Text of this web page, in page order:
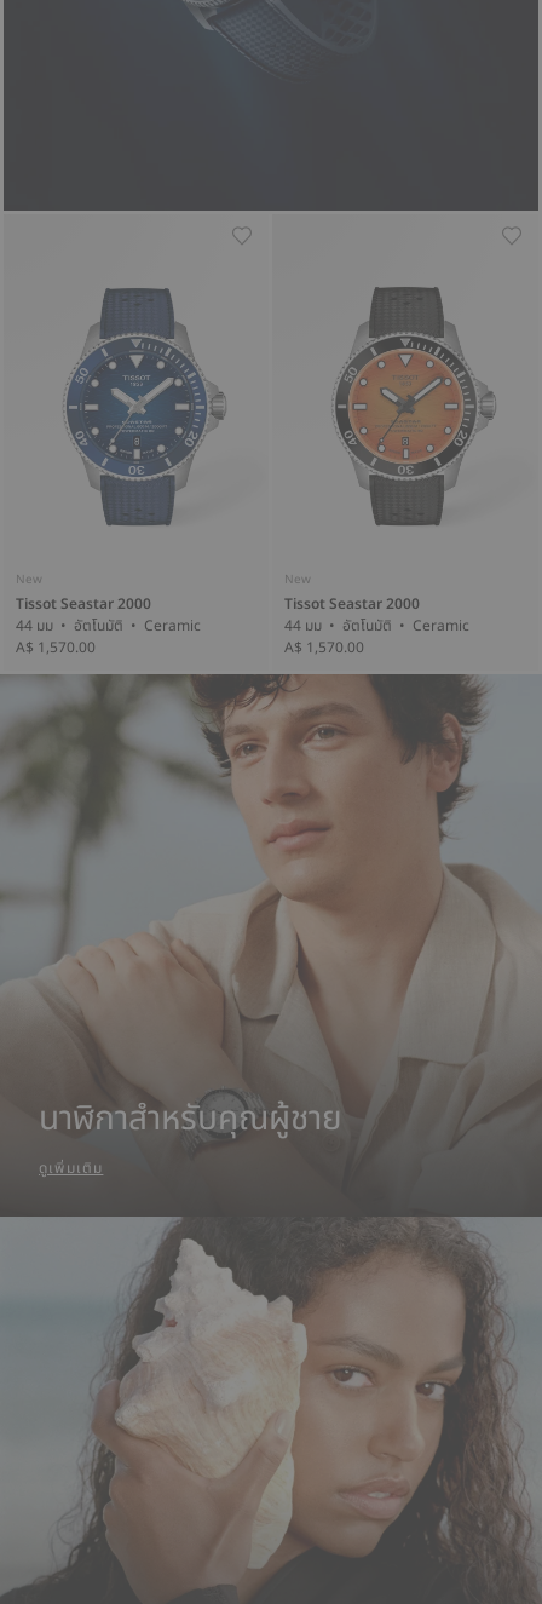
New
Tissot Seastar 2000
44 มม • อัตโนมัติ • Ceramic
A$ 1,570.00
New
Tissot Seastar 2000
44 มม • อัตโนมัติ • Ceramic
A$ 1,570.00
นาฬิกาสำหรับคุณผู้ชาย
ดูเพิ่มเติม